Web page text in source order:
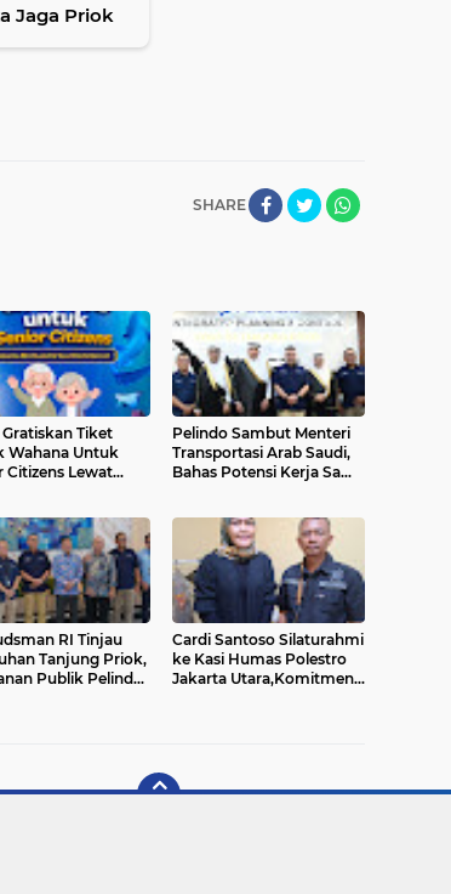
Jaga Priok
SHARE
Tiket
Wahana Untuk
Citizens Lewat
Pelindo Sambut Menteri
Transportasi Arab Saudi,
Bahas Potensi Kerja Sama
RI Tinjau
Tanjung Priok,
Publik Pelindo
Cardi Santoso Silaturahmi
ke Kasi Humas Polestro
Jakarta Utara,Komitmen